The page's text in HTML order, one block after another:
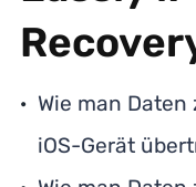
Wie man
iOS-Gerät